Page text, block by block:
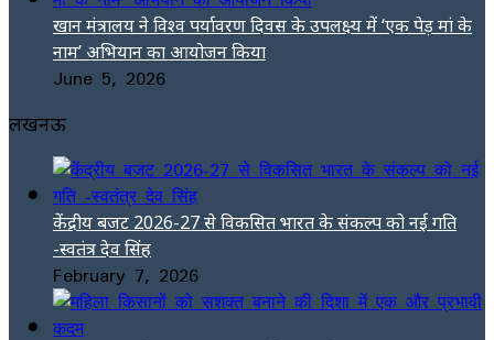
खान मंत्रालय ने विश्व पर्यावरण दिवस के उपलक्ष्य में ‘एक पेड़ मां के
नाम’ अभियान का आयोजन किया
June 5, 2026
लखनऊ
केंद्रीय बजट 2026-27 से विकसित भारत के संकल्प को नई गति
-स्वतंत्र देव सिंह
February 7, 2026